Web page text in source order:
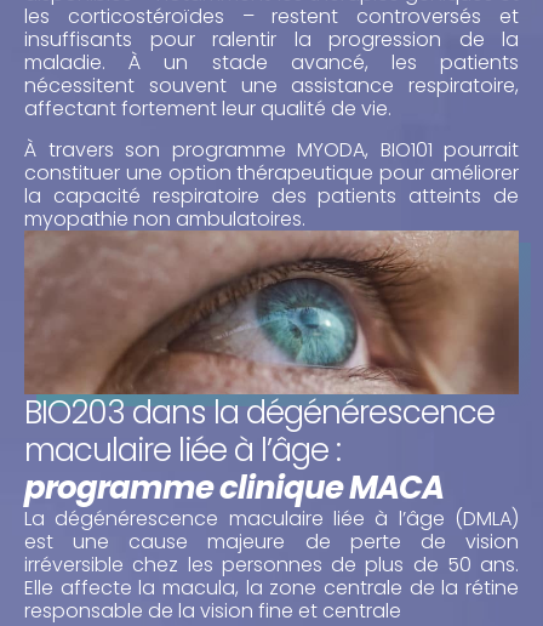
les corticostéroïdes – restent controversés et
insuffisants pour ralentir la progression de la
maladie. À un stade avancé, les patients
nécessitent souvent une assistance respiratoire,
affectant fortement leur qualité de vie.
À travers son programme MYODA, BIO101 pourrait
constituer une option thérapeutique pour améliorer
la capacité respiratoire des patients atteints de
myopathie non ambulatoires.
BIO203 dans la dégénérescence
maculaire liée à l’âge :
programme clinique MACA
La dégénérescence maculaire liée à l’âge (DMLA)
est une cause majeure de perte de vision
irréversible chez les personnes de plus de 50 ans.
Elle affecte la macula, la zone centrale de la rétine
responsable de la vision fine et centrale